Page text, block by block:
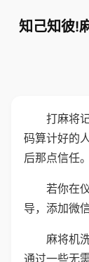
知己知彼!
打麻将
码算计好的
后那点信任。
若你在
导，添加微
麻将机
通过一些无